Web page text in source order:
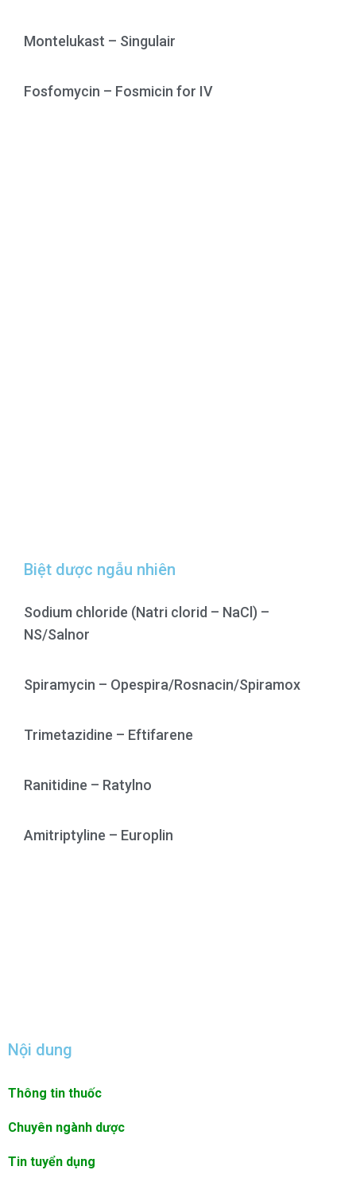
Montelukast – Singulair
Fosfomycin – Fosmicin for IV
Biệt dược ngẫu nhiên
Sodium chloride (Natri clorid – NaCl) –
NS/Salnor
Spiramycin – Opespira/Rosnacin/Spiramox
Trimetazidine – Eftifarene
Ranitidine – Ratylno
Amitriptyline – Europlin
Nội dung
Thông tin thuốc
Chuyên ngành dược
Tin tuyển dụng